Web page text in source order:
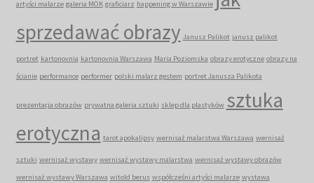
artyści malarze galeria MOK graficiarz happening w Warszawie
sprzedawać obrazy Janusz Palikot janusz palikot
portret kartonovnia kartonovnia Warszawa Maria Poziomska obrazy erotyczne obrazy na
ścianie performance performer polski malarz gestem portret Janusza Palikota
prezentacja obrazów prywatna galeria sztuki sklep dla plastyków sztuka
erotyczna tarot apokalipsy wernisaż malarstwa Warszawa wernisaż
sztuki wernisaż wystawy wernisaż wystawy malarstwa wernisaż wystawy obrazów
wernisaż wystawy Warszawa witold berus współcześni artyści malarze wystawa